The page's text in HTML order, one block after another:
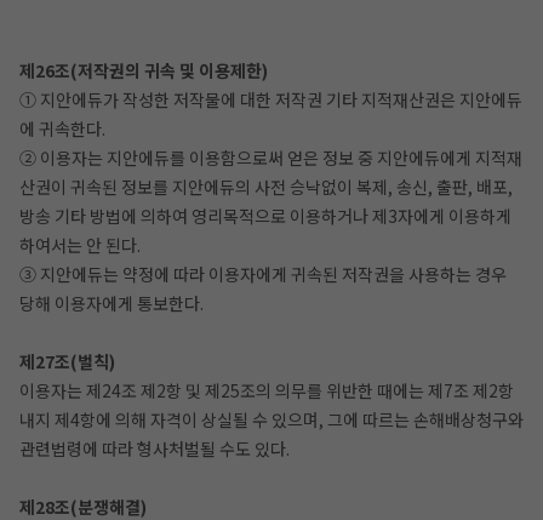
제26조(저작권의 귀속 및 이용제한)
① 지안에듀가 작성한 저작물에 대한 저작권 기타 지적재산권은 지안에듀
에 귀속한다.
② 이용자는 지안에듀를 이용함으로써 얻은 정보 중 지안에듀에게 지적재
산권이 귀속된 정보를 지안에듀의 사전 승낙없이 복제, 송신, 출판, 배포,
방송 기타 방법에 의하여 영리목적으로 이용하거나 제3자에게 이용하게
하여서는 안 된다.
③ 지안에듀는 약정에 따라 이용자에게 귀속된 저작권을 사용하는 경우
당해 이용자에게 통보한다.
제27조(벌칙)
이용자는 제24조 제2항 및 제25조의 의무를 위반한 때에는 제7조 제2항
내지 제4항에 의해 자격이 상실될 수 있으며, 그에 따르는 손해배상청구와
관련법령에 따라 형사처벌될 수도 있다.
제28조(분쟁해결)